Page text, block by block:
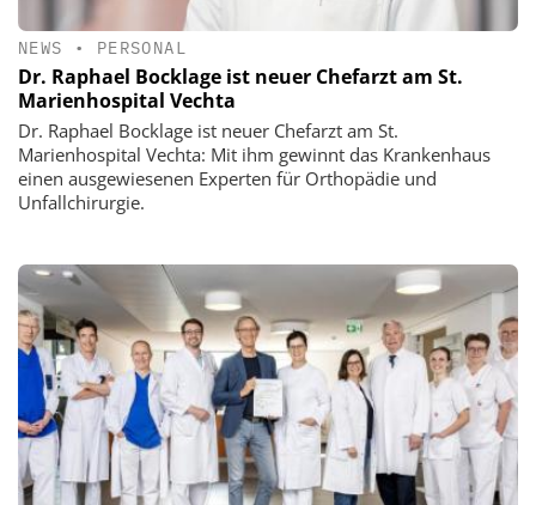
NEWS • PERSONAL
Dr. Raphael Bocklage ist neuer Chefarzt am St.
Marienhospital Vechta
Dr. Raphael Bocklage ist neuer Chefarzt am St.
Marienhospital Vechta: Mit ihm gewinnt das Krankenhaus
einen ausgewiesenen Experten für Orthopädie und
Unfallchirurgie.